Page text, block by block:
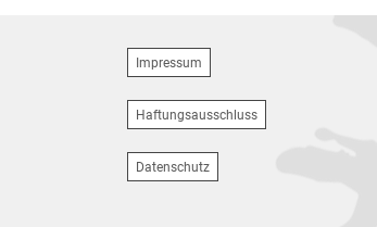
Impressum
Haftungsausschluss
Datenschutz